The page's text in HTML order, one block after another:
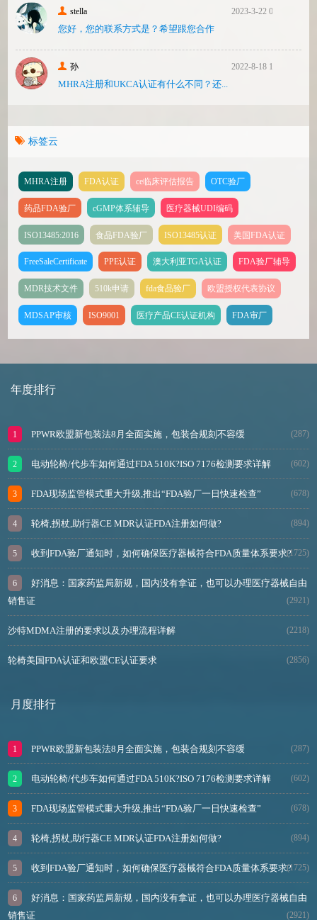
stella 2023-3-22 08:31
您好，您的联系方式是？希望跟您合作
孙 2022-8-18 17:47
MHRA注册和UKCA认证有什么不同？还...
标签云
MHRA注册 FDA认证 ce临床评估报告 OTC验厂
药品FDA验厂 cGMP体系辅导 医疗器械UDI编码
ISO13485:2016 食品FDA验厂 ISO13485认证 美国FDA认证
FreeSaleCertificate PPE认证 澳大利亚TGA认证 FDA验厂辅导
MDR技术文件 510k申请 fda食品验厂 欧盟授权代表协议
MDSAP审核 ISO9001 医疗产品CE认证机构 FDA审厂
年度排行
PPWR欧盟新包装法8月全面实施，包装合规刻不容缓 (287)
电动轮椅/代步车如何通过FDA 510K?ISO 7176检测要求详解 (602)
FDA现场监管模式重大升级,推出“FDA验厂一日快速检查” (678)
轮椅,拐杖,助行器CE MDR认证FDA注册如何做? (894)
收到FDA验厂通知时，如何确保医疗器械符合FDA质量体系要求?(1725)
好消息：国家药监局新规，国内没有拿证，也可以办理医疗器械自由
销售证
(2921)
沙特MDMA注册的要求以及办理流程详解 (2218)
轮椅美国FDA认证和欧盟CE认证要求 (2856)
月度排行
PPWR欧盟新包装法8月全面实施，包装合规刻不容缓 (287)
电动轮椅/代步车如何通过FDA 510K?ISO 7176检测要求详解 (602)
FDA现场监管模式重大升级,推出“FDA验厂一日快速检查” (678)
轮椅,拐杖,助行器CE MDR认证FDA注册如何做? (894)
收到FDA验厂通知时，如何确保医疗器械符合FDA质量体系要求?(1725)
好消息：国家药监局新规，国内没有拿证，也可以办理医疗器械自由
销售证
(2921)